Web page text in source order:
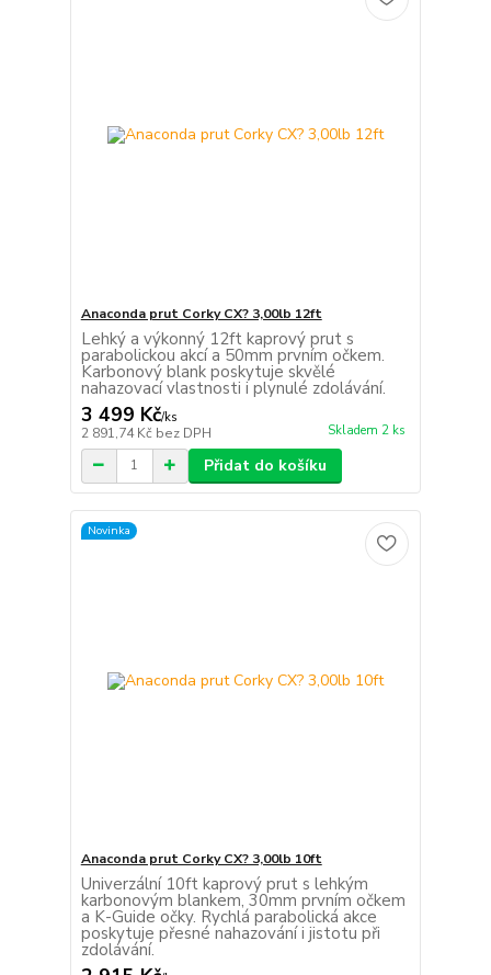
Anaconda prut Corky CX? 3,00lb 12ft
Lehký a výkonný 12ft kaprový prut s
parabolickou akcí a 50mm prvním očkem.
Karbonový blank poskytuje skvělé
nahazovací vlastnosti i plynulé zdolávání.
3 499 Kč/ks
2 891,74 Kč bez DPH Skladem 2 ks
Přidat do košíku
Novinka
Anaconda prut Corky CX? 3,00lb 10ft
Univerzální 10ft kaprový prut s lehkým
karbonovým blankem, 30mm prvním očkem
a K-Guide očky. Rychlá parabolická akce
poskytuje přesné nahazování i jistotu při
zdolávání.